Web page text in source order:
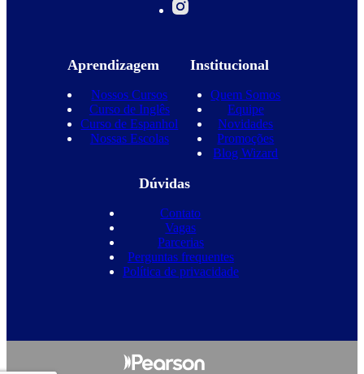
Aprendizagem
Nossos Cursos
Curso de Inglês
Curso de Espanhol
Nossas Escolas
Institucional
Quem Somos
Equipe
Novidades
Promoções
Blog Wizard
Dúvidas
Contato
Vagas
Parcerias
Perguntas frequentes
Política de privacidade